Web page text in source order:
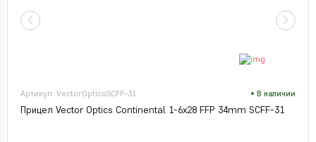
Артикул: VectorOpticsSCFF-31 В наличии
Прицел Vector Optics Continental 1-6x28 FFP 34mm SCFF-31